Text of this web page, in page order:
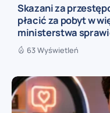
Skazani za
płacić za pobyt w
ministerstwa
63 Wyświetleń